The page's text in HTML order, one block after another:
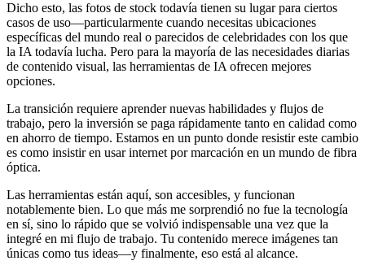
Dicho esto, las fotos de stock todavía tienen su lugar para ciertos
casos de uso—particularmente cuando necesitas ubicaciones
específicas del mundo real o parecidos de celebridades con los que
la IA todavía lucha. Pero para la mayoría de las necesidades diarias
de contenido visual, las herramientas de IA ofrecen mejores
opciones.
La transición requiere aprender nuevas habilidades y flujos de
trabajo, pero la inversión se paga rápidamente tanto en calidad como
en ahorro de tiempo. Estamos en un punto donde resistir este cambio
es como insistir en usar internet por marcación en un mundo de fibra
óptica.
Las herramientas están aquí, son accesibles, y funcionan
notablemente bien. Lo que más me sorprendió no fue la tecnología
en sí, sino lo rápido que se volvió indispensable una vez que la
integré en mi flujo de trabajo. Tu contenido merece imágenes tan
únicas como tus ideas—y finalmente, eso está al alcance.